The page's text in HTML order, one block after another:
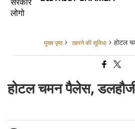
मुख्य पृष्ठ ठहरने की सुविधा होटल
होटल चमन पैलेस,